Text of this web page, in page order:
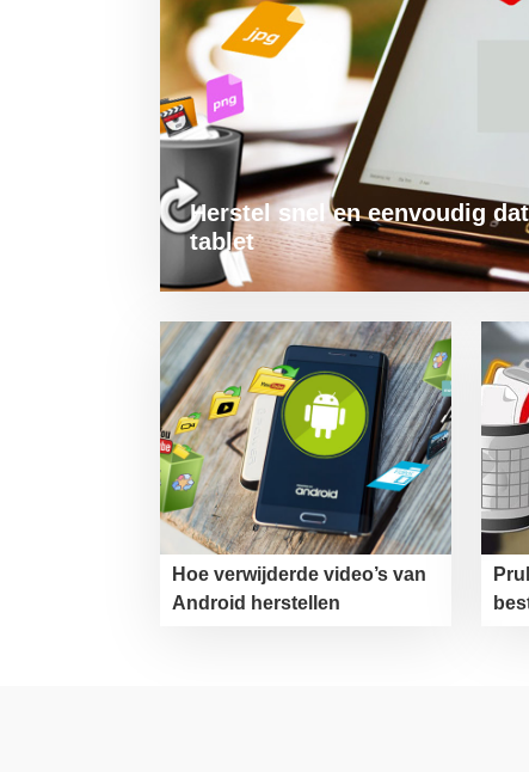
Herstel snel en eenvoudig
tablet
Hoe verwijderde video’s van
Android herstellen